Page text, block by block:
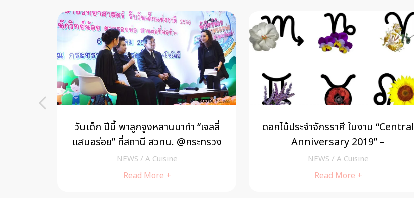
วันเด็ก ปีนี้ พาลูกจูงหลานมาทำ “เจลลี่
แสนอร่อย” ที่สถานี สวทน. @กระทรวง
วิทยาศาสตร์
NEWS / A Cuisine
Read More +
ดอกไม้ประจำจักรราศี ในงาน “Central
Anniversary 2019” –
Goodlifeupdate
NEWS / A Cuisine
Read More +